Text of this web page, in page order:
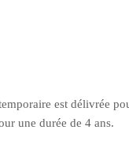
est délivrée
une durée de 4 ans.